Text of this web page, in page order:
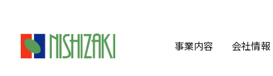
事業内容 会社情報